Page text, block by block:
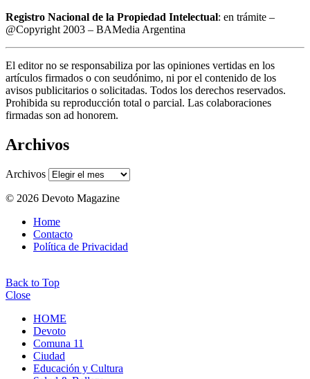
Registro Nacional de la Propiedad Intelectual: en trámite –
@Copyright 2003 – BAMedia Argentina
El editor no se responsabiliza por las opiniones vertidas en los
artículos firmados o con seudónimo, ni por el contenido de los
avisos publicitarios o solicitadas. Todos los derechos reservados.
Prohibida su reproducción total o parcial. Las colaboraciones
firmadas son ad honorem.
Archivos
Archivos
© 2026 Devoto Magazine
Home
Contacto
Política de Privacidad
Back to Top
Close
HOME
Devoto
Comuna 11
Ciudad
Educación y Cultura